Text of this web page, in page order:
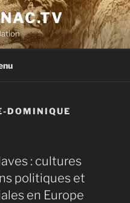
DOMINIQUE
: cultures
politiques et
en Europe